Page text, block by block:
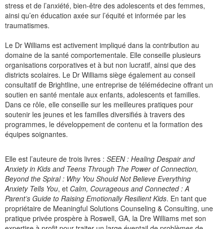
stress et de l’anxiété, bien-être des adolescents et des femmes,
ainsi qu’en éducation axée sur l’équité et informée par les
traumatismes.
Le Dr Williams est activement impliqué dans la contribution au
domaine de la santé comportementale. Elle conseille plusieurs
organisations corporatives et à but non lucratif, ainsi que des
districts scolaires. Le Dr Williams siège également au conseil
consultatif de Brightline, une entreprise de télémédecine offrant un
soutien en santé mentale aux enfants, adolescents et familles.
Dans ce rôle, elle conseille sur les meilleures pratiques pour
soutenir les jeunes et les familles diversifiés à travers des
programmes, le développement de contenu et la formation des
équipes soignantes.
Elle est l’auteure de trois livres : SEEN : Healing Despair and
Anxiety in Kids and Teens Through The Power of Connection,
Beyond the Spiral : Why You Should Not Believe Everything
Anxiety Tells You, et Calm, Courageous and Connected : A
Parent’s Guide to Raising Emotionally Resilient Kids. En tant que
propriétaire de Meaningful Solutions Counseling & Consulting, une
pratique privée prospère à Roswell, GA, la Dre Williams met son